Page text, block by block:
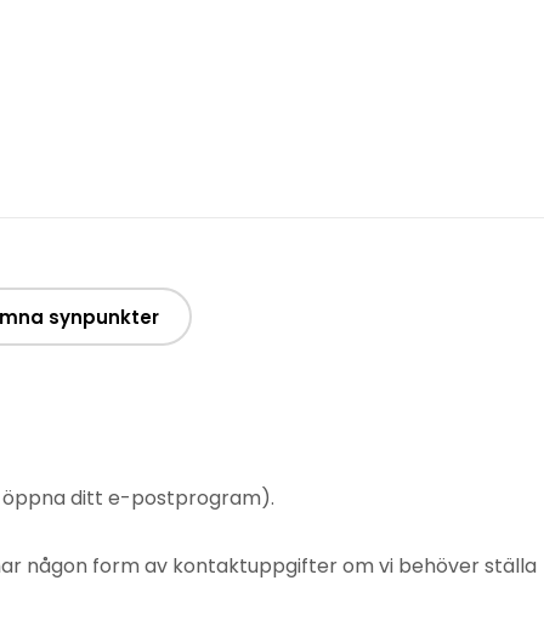
synpunkter
ditt e-postprogram).
någon form av kontaktuppgifter om vi behöver ställa